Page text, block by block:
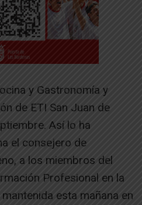
y Gastronomía y
de ETI San Juan de
Así lo ha
el consejero de
a los miembros del
Profesional en la
esta mañana en